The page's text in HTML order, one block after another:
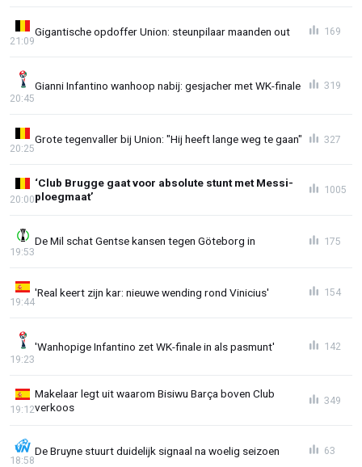
Gigantische opdoffer Union: steunpilaar maanden out
21:09
169
Gianni Infantino wanhoop nabij: gesjacher met WK-finale
20:45
319
Grote tegenvaller bij Union: "Hij heeft lange weg te gaan"
20:25
327
‘Club Brugge gaat voor absolute stunt met Messi-
ploegmaat’
20:00
1005
De Mil schat Gentse kansen tegen Göteborg in
19:53
175
'Real keert zijn kar: nieuwe wending rond Vinicius'
19:44
154
'Wanhopige Infantino zet WK-finale in als pasmunt'
19:23
142
Makelaar legt uit waarom Bisiwu Barça boven Club
verkoos
19:12
349
De Bruyne stuurt duidelijk signaal na woelig seizoen
18:58
63